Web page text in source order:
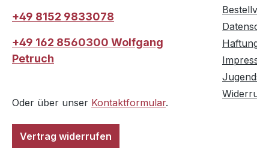
+49 8152 9833078
+49 162 8560300 Wolfgang
Petruch
Oder über unser Kontaktformular.
Vertrag widerrufen